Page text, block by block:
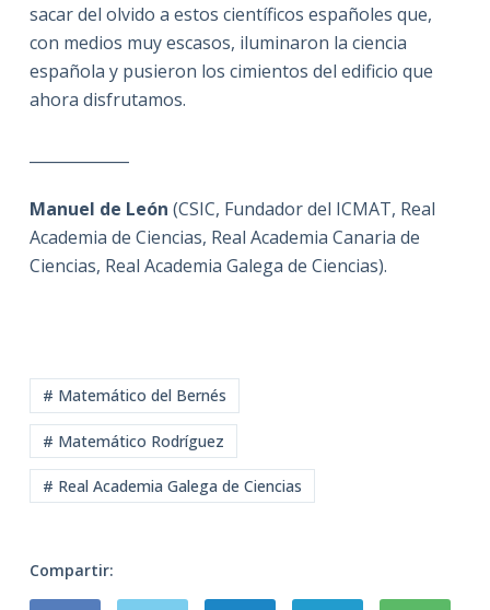
sacar del olvido a estos científicos españoles que,
con medios muy escasos, iluminaron la ciencia
española y pusieron los cimientos del edificio que
ahora disfrutamos.
Manuel de León (CSIC, Fundador del ICMAT, Real
Academia de Ciencias, Real Academia Canaria de
Ciencias, Real Academia Galega de Ciencias).
# Matemático del Bernés
# Matemático Rodríguez
# Real Academia Galega de Ciencias
Compartir: